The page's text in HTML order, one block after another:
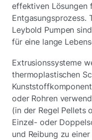
effektiven Lösungen
Entgasungsprozess.
Leybold Pumpen
für eine lange
Extrusionssysteme
thermoplastischen
oder Rohren
(in der Regel Pellets
Einzel- oder
und Reibung zu